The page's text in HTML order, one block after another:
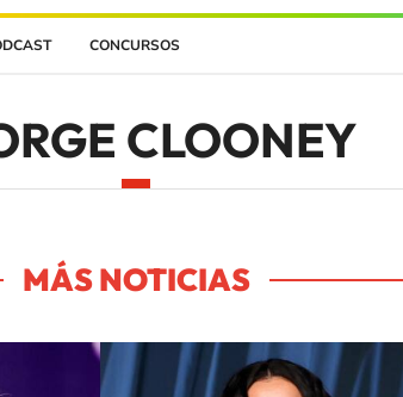
CONCURSOS
CLOONEY
MÁS NOTICIAS